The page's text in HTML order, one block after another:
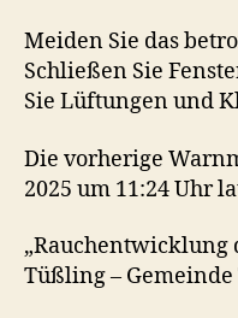
Meiden Sie das
Schließen Sie
Sie Lüftungen und
Die vorherige
2025 um 11:24 Uhr
Tüßling –